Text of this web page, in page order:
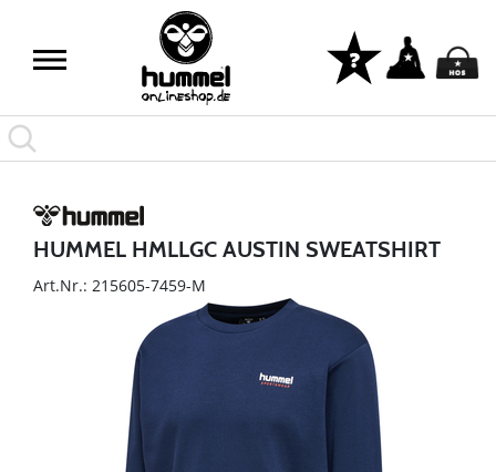
HUMMEL HMLLGC AUSTIN SWEATSHIRT
Art.Nr.: 215605-7459-M